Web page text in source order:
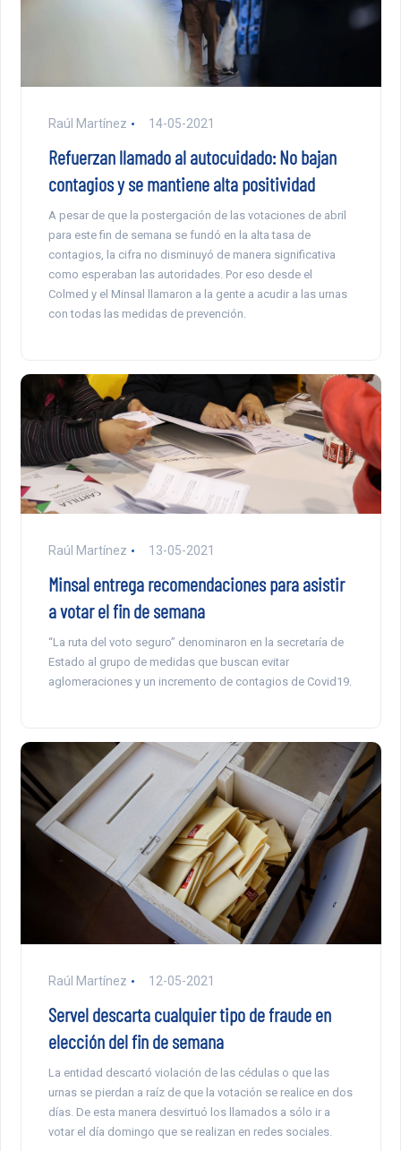
Raúl Martínez 14-05-2021
Refuerzan llamado al autocuidado: No bajan
contagios y se mantiene alta positividad
A pesar de que la postergación de las votaciones de abril
para este fin de semana se fundó en la alta tasa de
contagios, la cifra no disminuyó de manera significativa
como esperaban las autoridades. Por eso desde el
Colmed y el Minsal llamaron a la gente a acudir a las urnas
con todas las medidas de prevención.
Raúl Martínez 13-05-2021
Minsal entrega recomendaciones para asistir
a votar el fin de semana
“La ruta del voto seguro” denominaron en la secretaría de
Estado al grupo de medidas que buscan evitar
aglomeraciones y un incremento de contagios de Covid19.
Raúl Martínez 12-05-2021
Servel descarta cualquier tipo de fraude en
elección del fin de semana
La entidad descartó violación de las cédulas o que las
urnas se pierdan a raíz de que la votación se realice en dos
días. De esta manera desvirtuó los llamados a sólo ir a
votar el día domingo que se realizan en redes sociales.